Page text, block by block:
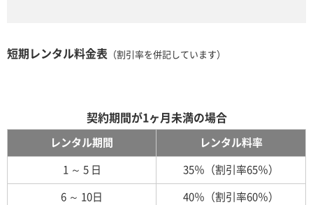
短期レンタル料金表 （割引率を併記しています）
契約期間が1ヶ月未満の場合
レンタル期間 レンタル料率
1 ～ 5 日 35％（割引率65％）
6 ～ 10日 40％（割引率60％）